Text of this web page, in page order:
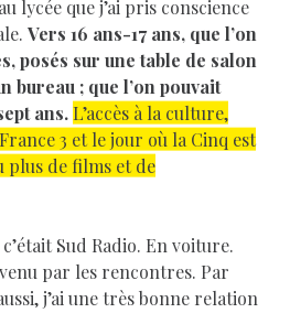
lycée que j’ai pris conscience
Vers 16 ans-17 ans, que l’on
posés sur une table de salon
bureau ; que l’on pouvait
ans. L’accès à la culture,
3 et le jour où la Cinq est
plus de films et de
Sud Radio. En voiture.
par les rencontres. Par
j’ai une très bonne relation